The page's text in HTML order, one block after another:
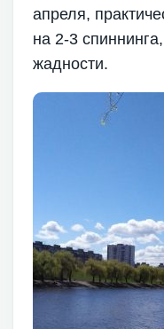
апреля,
на 2-3
жадности.